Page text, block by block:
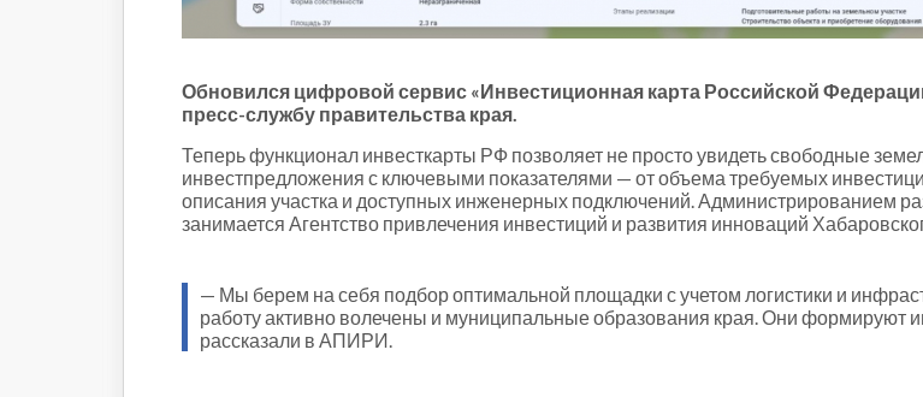
среда
Новогоднее
Духовность
Паводок-2021
Антифейк
Паводок-2022
Обновился цифровой сервис «Инвестиционная карта Российской
пресс-службу правительства края.
Теперь функционал инвесткарты РФ позволяет не просто увидеть свободные
инвестпредложения с ключевыми показателями — от объема требуемых
описания участка и доступных инженерных подключений. Администрированием
занимается Агентство привлечения инвестиций и развития инноваций
— Мы берем на себя подбор оптимальной площадки с учетом логистики и
работу активно волечены и муниципальные образования края. Они формируют
рассказали в АПИРИ.